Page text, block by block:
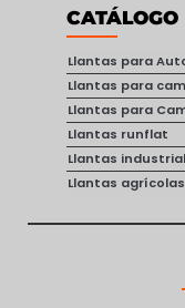
CATÁLOGO
Llantas para
Llantas para
Llantas para
Llantas runflat
Llantas
Llantas agrícolas